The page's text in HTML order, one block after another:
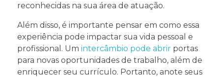
reconhecidas na sua área de atuação.
Além disso, é importante pensar em como essa
experiência pode impactar sua vida pessoal e
profissional. Um intercâmbio pode abrir portas
para novas oportunidades de trabalho, além de
enriquecer seu currículo. Portanto, anote seus